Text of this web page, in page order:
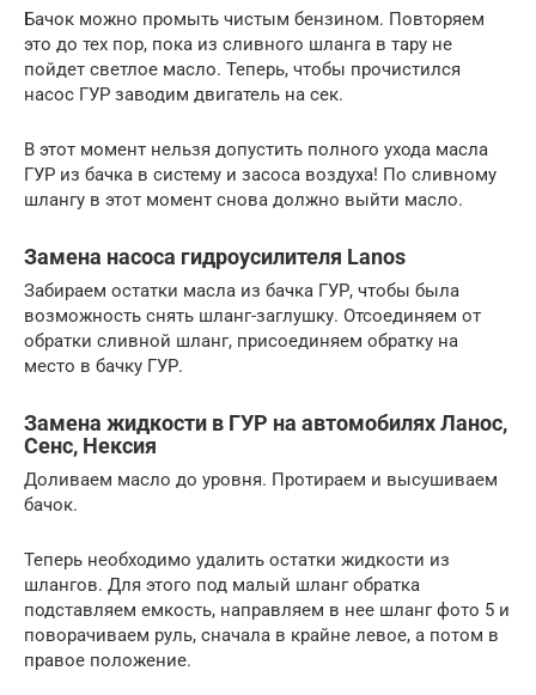
Бачок можно промыть чистым бензином. Повторяем
это до тех пор, пока из сливного шланга в тару не
пойдет светлое масло. Теперь, чтобы прочистился
насос ГУР заводим двигатель на сек.
В этот момент нельзя допустить полного ухода масла
ГУР из бачка в систему и засоса воздуха! По сливному
шлангу в этот момент снова должно выйти масло.
Замена насоса гидроусилителя Lanos
Забираем остатки масла из бачка ГУР, чтобы была
возможность снять шланг-заглушку. Отсоединяем от
обратки сливной шланг, присоединяем обратку на
место в бачку ГУР.
Замена жидкости в ГУР на автомобилях Ланос,
Сенс, Нексия
Доливаем масло до уровня. Протираем и высушиваем
бачок.
Теперь необходимо удалить остатки жидкости из
шлангов. Для этого под малый шланг обратка
подставляем емкость, направляем в нее шланг фото 5 и
поворачиваем руль, сначала в крайне левое, а потом в
правое положение.